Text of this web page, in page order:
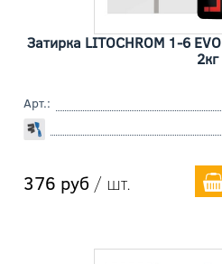
Затирка LITOCHROM 1-6
2кг
Арт.:
376 руб / шт.